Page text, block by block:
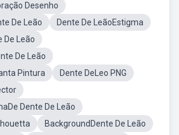
Desenho
De Leão
Dente De LeãoEstigma
De Leão
De Leão
Pintura
Dente DeLeo PNG
Dente De Leão
BackgroundDente De Leão